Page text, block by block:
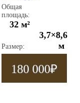
Общая
площадь:
32 м²
Размер:
3,7×8,6
м
180 000₽